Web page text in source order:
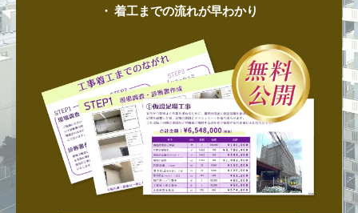
着工までの流れが早わかり